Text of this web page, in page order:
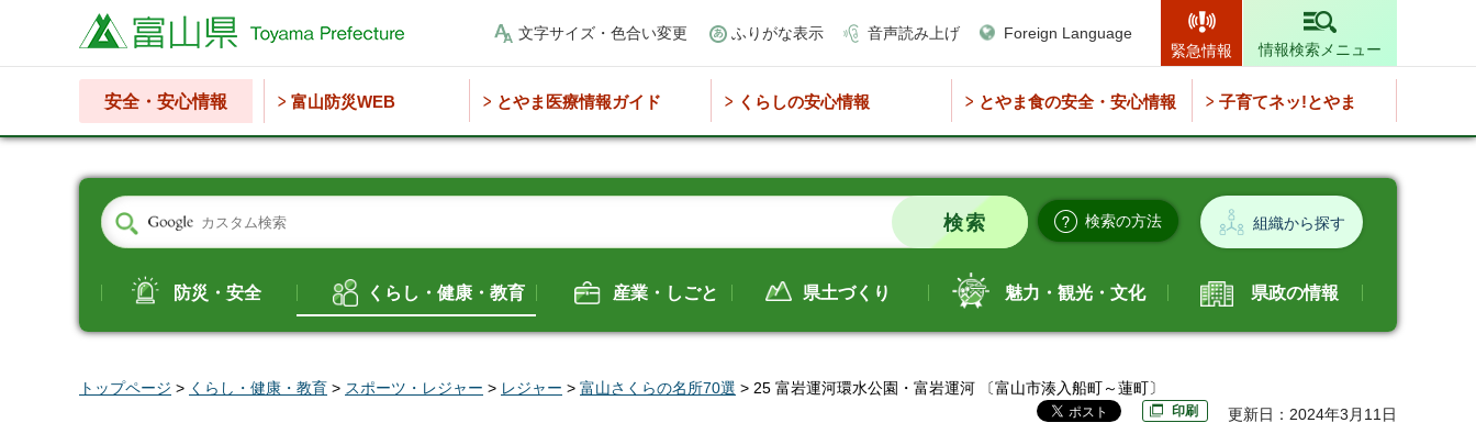
富山県 文字サイズ・色合い変更 ふりがな表示 音声読み上げ
Foreign Language
緊急情報
情報検索メニュー
安全・安心情報 富山防災WEB とやま医療情報ガイド くらしの安心情報 とやま食の安全・安心情報 子育てネッ!とやま
検索の方法 組織から探す
防災・安全 くらし・健康・教育 産業・しごと 県土づくり 魅力・観光・文化 県政の情報
トップページ > くらし・健康・教育 > スポーツ・レジャー > レジャー > 富山さくらの名所70選 > 25 富岩運河環水公園・富岩運河 〔富山市湊入船町～蓮町〕
印刷 更新日：2024年3月11日